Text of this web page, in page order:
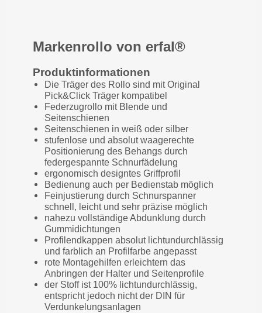
Markenrollo von erfal®
Produktinformationen
Die Träger des Rollo sind mit Original
Pick&Click Träger kompatibel
Federzugrollo mit Blende und
Seitenschienen
Seitenschienen in weiß oder silber
stufenlose und absolut waagerechte
Positionierung des Behangs durch
federgespannte Schnurfädelung
ergonomisch designtes Griffprofil
Bedienung auch per Bedienstab möglich
Feinjustierung durch Schnurspanner
schnell, leicht und sehr präzise möglich
nahezu vollständige Abdunklung durch
Gummidichtungen
Profilendkappen absolut lichtundurchlässig
und farblich an Profilfarbe angepasst
rote Montagehilfen erleichtern das
Anbringen der Halter und Seitenprofile
der Stoff ist 100% lichtundurchlässig,
entspricht jedoch nicht der DIN für
Verdunkelungsanlagen